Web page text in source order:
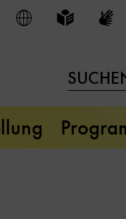
Sprache wählen
Leichte